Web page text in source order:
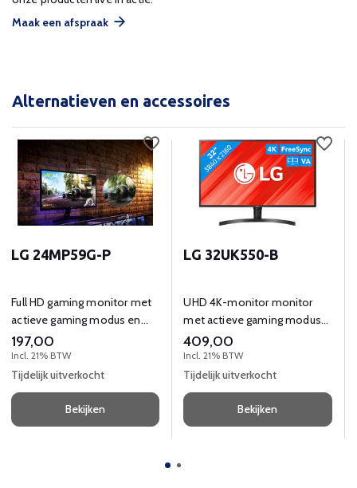
Maak een afspraak
Alternatieven en accessoires
LG 24MP59G-P
Full HD gaming monitor met
actieve gaming modus en
lage responstijd.
197,00
Incl. 21% BTW
Tijdelijk uitverkocht
Bekijken
LG 32UK550-B
UHD 4K-monitor monitor
met actieve gaming modus
en lage responstijd.
409,00
Incl. 21% BTW
Tijdelijk uitverkocht
Bekijken